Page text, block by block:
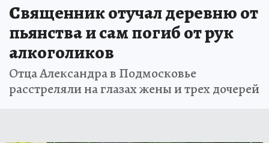
Священник отучал деревню от
пьянства и сам погиб от рук
алкоголиков
Отца Александра в Подмосковье
расстреляли на глазах жены и трех дочерей